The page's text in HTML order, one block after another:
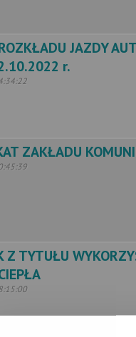
JAZDY
r.
ZAKŁADU
Z TYTUŁU